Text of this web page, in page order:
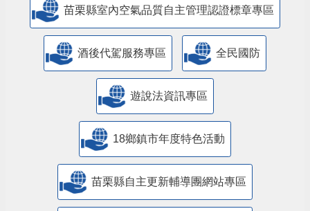
苗栗縣室內空氣品質自主管理認證標章專區
酒後代駕服務專區 全民國防
遊說法資訊專區
18鄉鎮市年度特色活動
苗栗縣自主更新輔導團網站專區